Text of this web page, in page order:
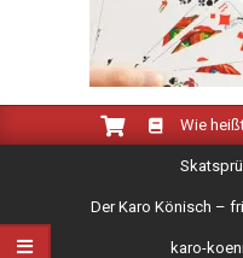
Navigation
Wie
Der Karo Könisch –
karo-